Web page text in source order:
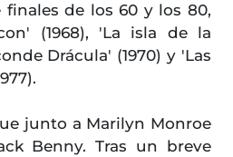
finales de los 60 y los 80,
(1968), 'La isla de la
Drácula' (1970) y 'Las
junto a Marilyn Monroe
Benny. Tras un breve